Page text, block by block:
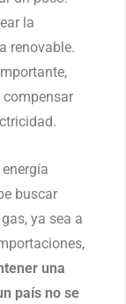
la
renovable.
compensar
buscar
ya sea a
una
país no se